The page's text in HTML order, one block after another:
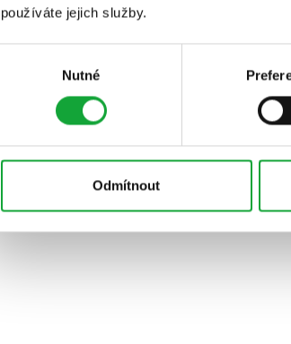
používáte jejich služby.
Nutné
Odmítnout